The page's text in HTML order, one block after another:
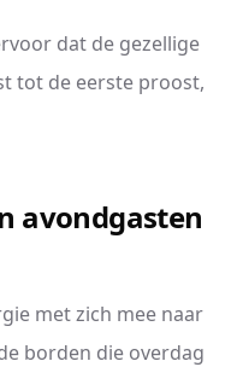
dat de gezellige
tot de eerste proost,
avondgasten
met zich mee naar
borden die overdag